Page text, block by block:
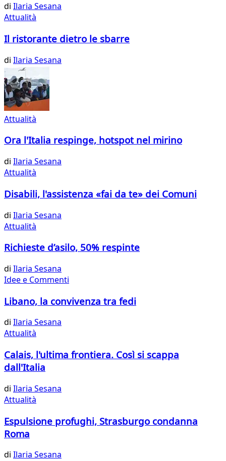
di Ilaria Sesana
Attualità
Il ristorante dietro le sbarre
di Ilaria Sesana
Attualità
Ora l'Italia respinge, hotspot nel mirino
di Ilaria Sesana
Attualità
Disabili, l'assistenza «fai da te» dei Comuni
di Ilaria Sesana
Attualità
Richieste d’asilo, 50% respinte
di Ilaria Sesana
Idee e Commenti
Libano, la convivenza tra fedi
di Ilaria Sesana
Attualità
Calais, l'ultima frontiera. Così si scappa
dall'Italia
di Ilaria Sesana
Attualità
Espulsione profughi, Strasburgo condanna
Roma
di Ilaria Sesana